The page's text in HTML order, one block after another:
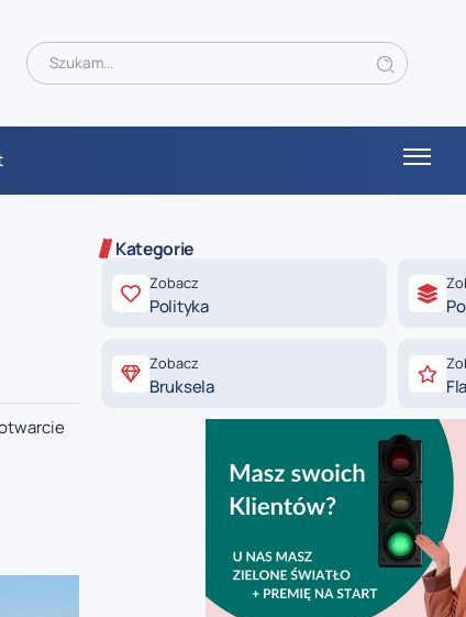
Kategorie
Zobacz
Polityka
Zobacz
Bruksela